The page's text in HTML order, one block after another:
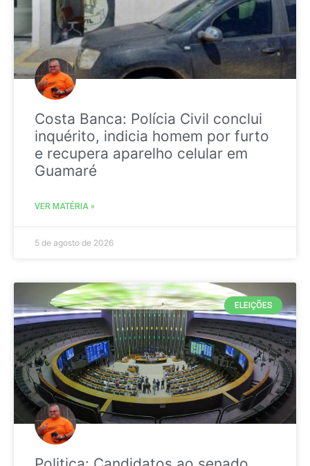
Costa Banca: Polícia Civil conclui
inquérito, indicia homem por furto
e recupera aparelho celular em
Guamaré
VER MATÉRIA »
5 de agosto de 2026
ELEIÇÕES